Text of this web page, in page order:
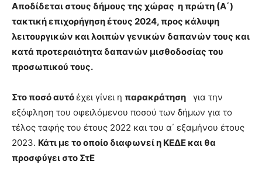
Αποδίδεται στους δήμους της χώρας η πρώτη (Α΄)
τακτική επιχορήγηση έτους 2024, προς κάλυψη
λειτουργικών και λοιπών γενικών δαπανών τους και
κατά προτεραιότητα δαπανών μισθοδοσίας του
προσωπικού τους.
Στο ποσό αυτόέχει γίνει η παρακράτηση για την
εξόφληση του οφειλόμενου ποσού των δήμων για το
τέλος ταφής του έτους 2022 και του α΄ εξαμήνου έτους
2023. Κάτι με το οποίο διαφωνεί η ΚΕΔΕ και θα
προσφύγει στο ΣτΕ